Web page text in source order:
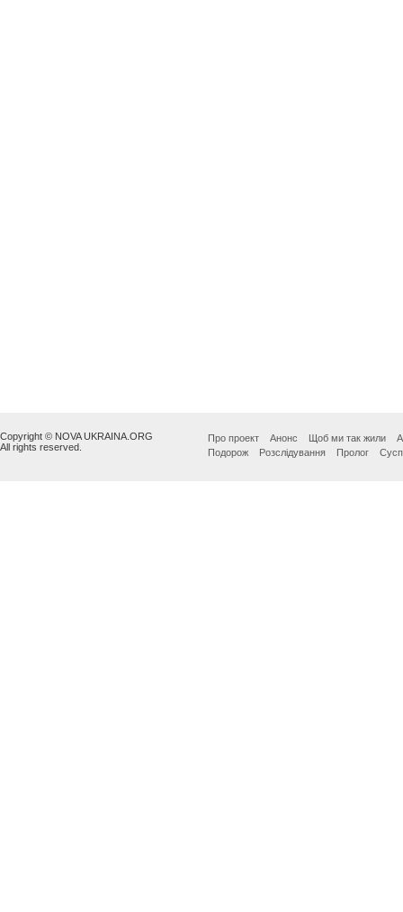
Copyright © NOVA UKRAINA.ORG
All rights reserved.
Про проект Анонс Щоб ми так жили
Подорож
Розслідування Пролог